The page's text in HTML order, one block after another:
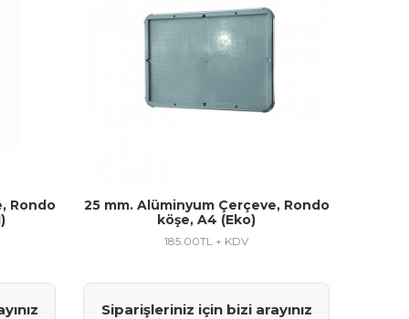
Rondo
25 mm. Alüminyum Çerçeve, Rondo
köşe, A4 (Eko)
185.00TL + KDV
Siparişleriniz için bizi arayınız